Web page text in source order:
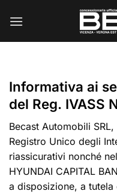
Informativa ai
del Reg. IVASS
Becast Automobili
Registro Unico degli
riassicurativi nonché
HYUNDAI CAPITAL
a disposizione, a